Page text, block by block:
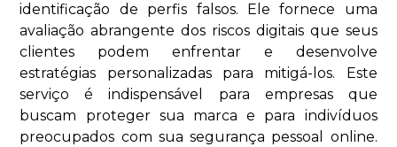
identificação de perfis falsos. Ele fornece uma
avaliação abrangente dos riscos digitais que seus
clientes podem enfrentar e desenvolve
estratégias personalizadas para mitigá-los. Este
serviço é indispensável para empresas que
buscam proteger sua marca e para indivíduos
preocupados com sua segurança pessoal online.